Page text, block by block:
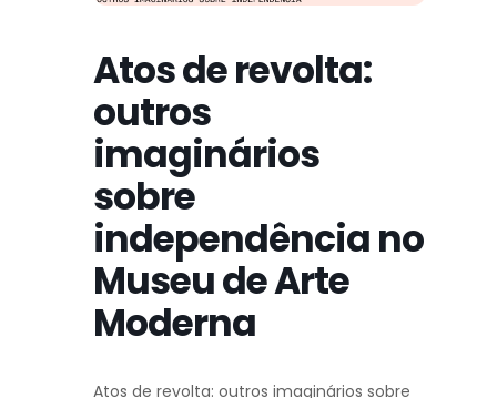
Atos de revolta:
outros
imaginários
sobre
independência no
Museu de Arte
Moderna
Atos de revolta: outros imaginários sobre